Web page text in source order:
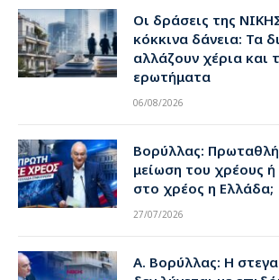
Οι δράσεις της
κόκκινα δάνεια: Τα
αλλάζουν χέρια και
ερωτήματα
06/08/2026
Βορύλλας:
μείωση του χρέους
στο χρέος η Ελλάδα;
27/07/2026
Α. Βορύλλας: Η